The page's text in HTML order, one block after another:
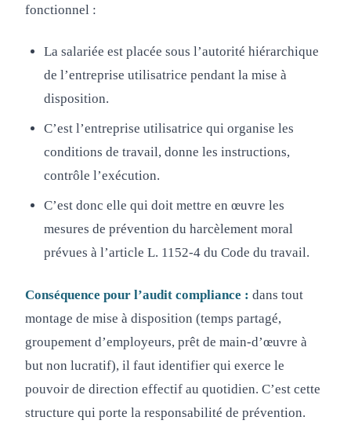
fonctionnel :
La salariée est placée sous l’autorité hiérarchique
de l’entreprise utilisatrice pendant la mise à
disposition.
C’est l’entreprise utilisatrice qui organise les
conditions de travail, donne les instructions,
contrôle l’exécution.
C’est donc elle qui doit mettre en œuvre les
mesures de prévention du harcèlement moral
prévues à l’article L. 1152-4 du Code du travail.
Conséquence pour l’audit compliance : dans tout
montage de mise à disposition (temps partagé,
groupement d’employeurs, prêt de main-d’œuvre à
but non lucratif), il faut identifier qui exerce le
pouvoir de direction effectif au quotidien. C’est cette
structure qui porte la responsabilité de prévention.